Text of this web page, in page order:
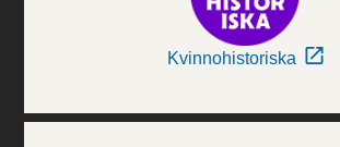
Kvinnohistoriska